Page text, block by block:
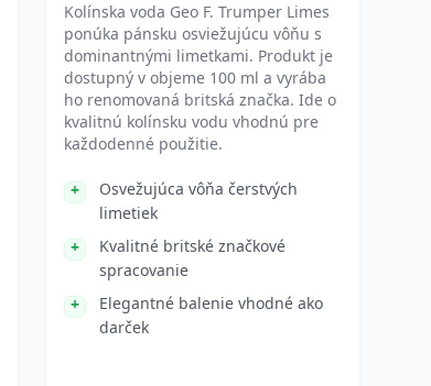
Kolínska voda Geo F. Trumper Limes
ponúka pánsku osviežujúcu vôňu s
dominantnými limetkami. Produkt je
dostupný v objeme 100 ml a vyrába
ho renomovaná britská značka. Ide o
kvalitnú kolínsku vodu vhodnú pre
každodenné použitie.
Osvežujúca vôňa čerstvých
limetiek
Kvalitné britské značkové
spracovanie
Elegantné balenie vhodné ako
darček